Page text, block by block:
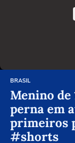
BRASIL
Menino de
perna em
primeiros
#shorts